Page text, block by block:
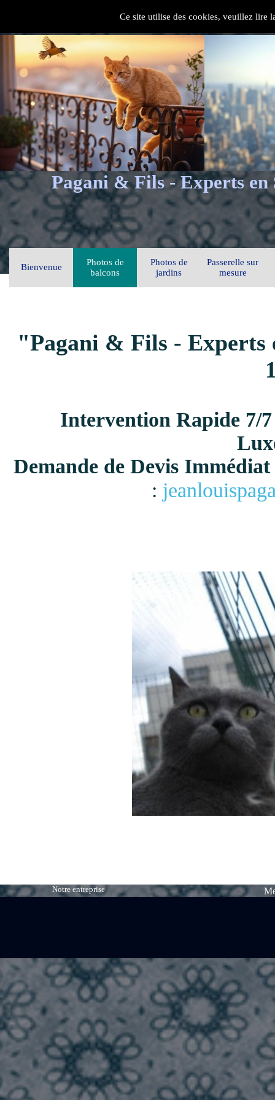
Ce site utilise des cookies, veuillez lire
Pagani & Fils - Experts en
Bienvenue
Photos de
balcons
Photos de
jardins
Passerelle sur
mesure
"Pagani & Fils - Experts
Intervention Rapide 7/
Demande de Devis
:
Notre entreprise